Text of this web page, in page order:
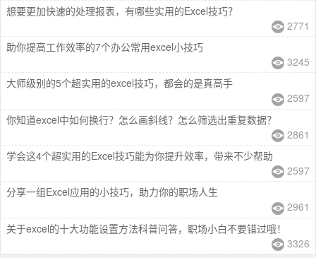
想要更加快速的处理报表，有哪些实用的Excel技巧？
2771
助你提高工作效率的7个办公常用excel小技巧
3245
大师级别的5个超实用的excel技巧，都会的是真高手
2597
你知道excel中如何换行？怎么画斜线？怎么筛选出重复数据？
2861
学会这4个超实用的Excel技巧能为你提升效率，带来不少帮助
2597
分享一组Excel应用的小技巧，助力你的职场人生
2961
关于excel的十大功能设置方法科普问答，职场小白不要错过哦！
3326